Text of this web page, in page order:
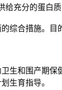
充分的蛋白
合措施。目
和围产期
生育指导。